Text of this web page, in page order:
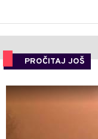
PROČITAJ JOŠ